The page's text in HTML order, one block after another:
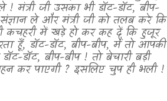
मंत्री जी उसका भी डॉट-डॉट, बीप-
ले और मंत्री जी को तलब करे कि
कचहरी में खड़े हो कर कह दें कि हुजूर
हूँ, डॉट-डॉट, बीप-बीप,मैं तो आपकी
डॉट, बीप-बीप ! तो बेचारी बड़ी
कर पाएगी ? इसलिए चुप ही भली !